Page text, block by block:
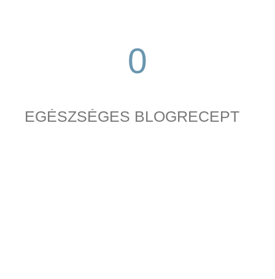
0
EGÉSZSÉGES BLOGRECEPT